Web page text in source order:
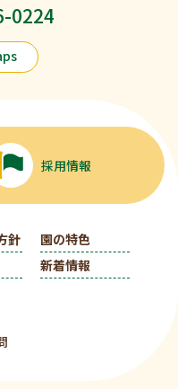
0224
採用情報
針
園の特色
新着情報